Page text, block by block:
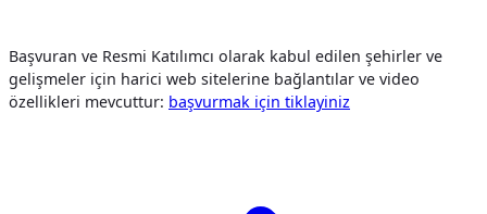
Başvuran ve Resmi Katılımcı olarak kabul edilen şehirler ve
gelişmeler için harici web sitelerine bağlantılar ve video
özellikleri mevcuttur: başvurmak i̇çi̇n tiklayiniz